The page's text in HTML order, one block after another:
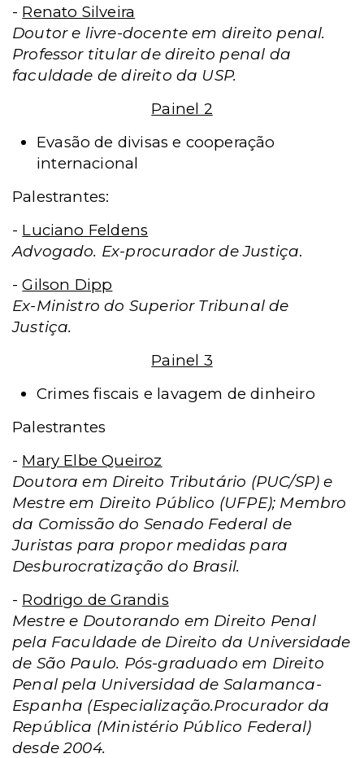
- Renato Silveira
Doutor e livre-docente em direito penal.
Professor titular de direito penal da
faculdade de direito da USP.
Painel 2
Evasão de divisas e cooperação
internacional
Palestrantes:
- Luciano Feldens
Advogado. Ex-procurador de Justiça.
-Gilson Dipp
Ex-Ministro do Superior Tribunal de
Justiça.
Painel 3
Crimes fiscais e lavagem de dinheiro
Palestrantes
- Mary Elbe Queiroz
Doutora em Direito Tributário (PUC/SP) e
Mestre em Direito Público (UFPE); Membro
da Comissão do Senado Federal de
Juristas para propor medidas para
Desburocratização do Brasil.
- Rodrigo de Grandis
Mestre e Doutorando em Direito Penal
pela Faculdade de Direito da Universidade
de São Paulo. Pós-graduado em Direito
Penal pela Universidad de Salamanca-
Espanha (Especialização.Procurador da
República (Ministério Público Federal)
desde 2004.